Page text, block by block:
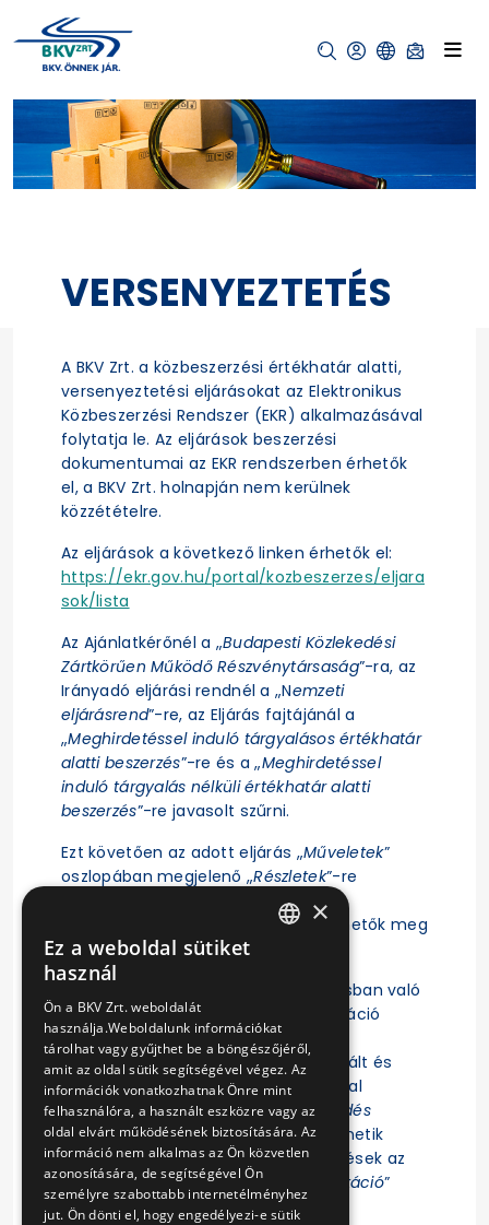
VERSENYEZTETÉS
A BKV Zrt. a közbeszerzési értékhatár alatti,
versenyeztetési eljárásokat az Elektronikus
Közbeszerzési Rendszer (EKR) alkalmazásával
folytatja le. Az eljárások beszerzési
dokumentumai az EKR rendszerben érhetők
el, a BKV Zrt. holnapján nem kerülnek
közzétételre.
Az eljárások a következő linken érhetők el:
https://ekr.gov.hu/portal/kozbeszerzes/eljara
sok/lista
Az Ajánlatkérőnél a „Budapesti Közlekedési
Zártkörűen Működő Részvénytársaság”-ra, az
Irányadó eljárási rendnél a „Nemzeti
eljárásrend”-re, az Eljárás fajtájánál a
„Meghirdetéssel induló tárgyalásos értékhatár
alatti beszerzés”-re és a „Meghirdetéssel
induló tárgyalás nélküli értékhatár alatti
beszerzés”-re javasolt szűrni.
Ezt követően az adott eljárás „Műveletek”
oszlopában megjelenő „Részletek”-re
kattintás után érhető el az eljárás
ajánlattételi felhívása, illetve tekinthetők meg
az eljárásra vonatkozó főbb adatok.
Felhívjuk a figyelmet, hogy az eljárásban való
részvételhez az EKR-be való regisztráció
szükséges! Az eljárás további
dokumentumait az EKR-ben regisztrált és
ajánlat összeállítására jogosultsággal
rendelkező Felhasználók az „Érdeklődés
jelzése” funkció indítása után tekinthetik
meg. Az eljárással kapcsolatos kérdések az
EKR-ben erre létrehozott „
Kommunikáció”
felületen tehetők fel.
×
Ez a weboldal sütiket
használ
Ön a BKV Zrt. weboldalát
használja.Weboldalunk információkat
tárolhat vagy gyűjthet be a böngészőjéről,
amit az oldal sütik segítségével végez. Az
információk vonatkozhatnak Önre mint
felhasználóra, a használt eszközre vagy az
oldal elvárt működésének biztosítására. Az
információ nem alkalmas az Ön közvetlen
azonosítására, de segítségével Ön
személyre szabottabb internetélményhez
jut. Ön dönti el, hogy engedélyezi-e sütik